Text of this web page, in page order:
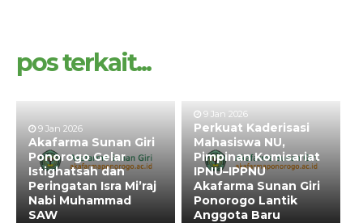
pos terkait...
9 Jan 2026
Akafarma Sunan Giri
Ponorogo Gelar
Istighatsah dan
Peringatan Isra Mi’raj
Nabi Muhammad
SAW
9 Jan 2026
Perkuat Kaderisasi
Mahasiswa NU,
Pimpinan Komisariat
IPNU–IPPNU
Akafarma Sunan Giri
Ponorogo Lantik
Anggota Baru